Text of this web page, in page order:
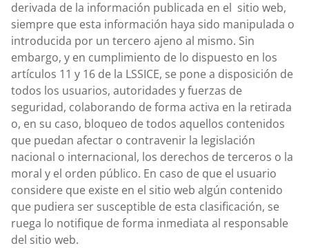
derivada de la información publicada en el sitio web,
siempre que esta información haya sido manipulada o
introducida por un tercero ajeno al mismo. Sin
embargo, y en cumplimiento de lo dispuesto en los
artículos 11 y 16 de la LSSICE, se pone a disposición de
todos los usuarios, autoridades y fuerzas de
seguridad, colaborando de forma activa en la retirada
o, en su caso, bloqueo de todos aquellos contenidos
que puedan afectar o contravenir la legislación
nacional o internacional, los derechos de terceros o la
moral y el orden público. En caso de que el usuario
considere que existe en el sitio web algún contenido
que pudiera ser susceptible de esta clasificación, se
ruega lo notifique de forma inmediata al responsable
del sitio web.